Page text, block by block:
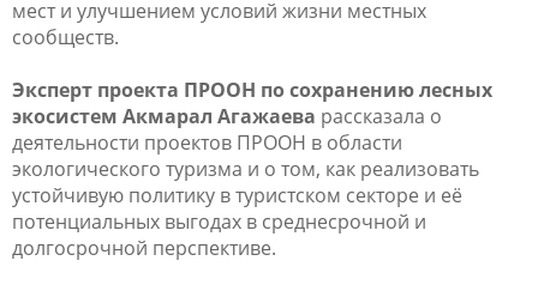
мест и улучшением условий жизни местных
сообществ.
Эксперт проекта ПРООН по сохранению лесных
экосистем Акмарал Агажаева рассказала о
деятельности проектов ПРООН в области
экологического туризма и о том, как реализовать
устойчивую политику в туристском секторе и её
потенциальных выгодах в среднесрочной и
долгосрочной перспективе.